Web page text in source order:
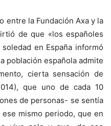
entre la Fundación Axa y la
de que «los españoles
en España informó
población española admite
cierta sensación de
que uno de cada 10
de personas- se sentía
mismo periodo, que en